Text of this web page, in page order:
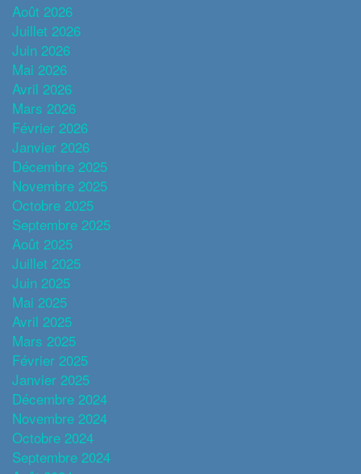
Août 2026
Juillet 2026
Juin 2026
Mai 2026
Avril 2026
Mars 2026
Février 2026
Janvier 2026
Décembre 2025
Novembre 2025
Octobre 2025
Septembre 2025
Août 2025
Juillet 2025
Juin 2025
Mai 2025
Avril 2025
Mars 2025
Février 2025
Janvier 2025
Décembre 2024
Novembre 2024
Octobre 2024
Septembre 2024